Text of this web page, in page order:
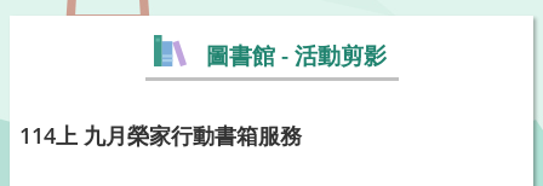
圖書館 - 活動剪影
114上 九月榮家行動書箱服務